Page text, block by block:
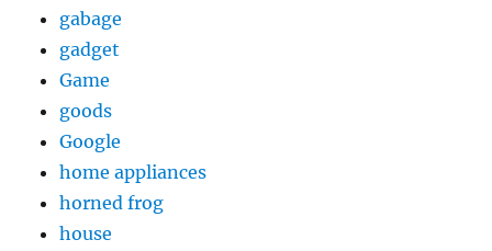
gabage
gadget
Game
goods
Google
home appliances
horned frog
house